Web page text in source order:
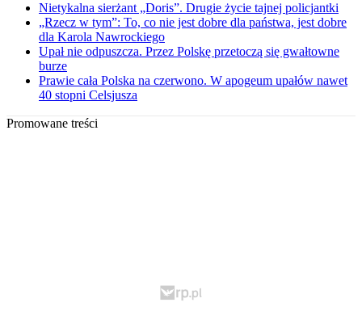
Nietykalna sierżant „Doris”. Drugie życie tajnej policjantki
„Rzecz w tym”: To, co nie jest dobre dla państwa, jest dobre
dla Karola Nawrockiego
Upał nie odpuszcza. Przez Polskę przetoczą się gwałtowne
burze
Prawie cała Polska na czerwono. W apogeum upałów nawet
40 stopni Celsjusza
Promowane treści